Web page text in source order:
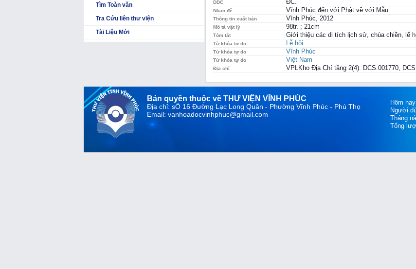
Tìm Toàn văn
Tra Cứu liên thư viện
Tài Liệu Mới
DDC ĐC.
Nhan đề Vĩnh Phúc đến với Phật về với Mẫu
Thông tin xuất bản Vĩnh Phúc, 2012
Mô tả vật lý 98tr. ; 21cm
Tóm tắt Giới thiệu các di tích lịch sử, chùa chiền, lế
Từ khóa tự do Lễ hội
Từ khóa tự do Vĩnh Phúc
Từ khóa tự do Việt Nam
Địa chỉ VPLKho Địa Chí tầng 2(4): DCS.001770,
Bản quyền thuộc về THƯ VIỆN VĨNH PHÚC
Địa chỉ: sỐ 16 Đường Lạc Long Quân - Phường Vĩnh Phúc - Phú Thọ
Email: vanhoadocvinhphuc@gmail.com
Hôm
Người
Tháng
Tổng